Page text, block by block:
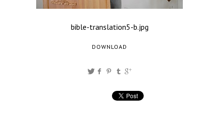
bible-translation5-b.jpg
DOWNLOAD